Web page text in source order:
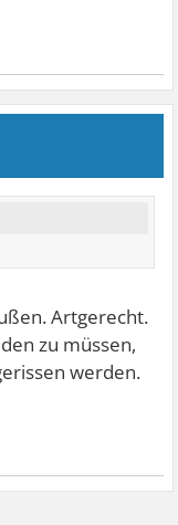
Artgerecht.
zu müssen,
werden.